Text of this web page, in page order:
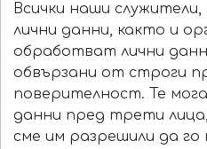
Всички наши
лични данни, както и
обработват лични
обвързани от строги
поверителност. Те
данни пред трети
сме им разрешили да